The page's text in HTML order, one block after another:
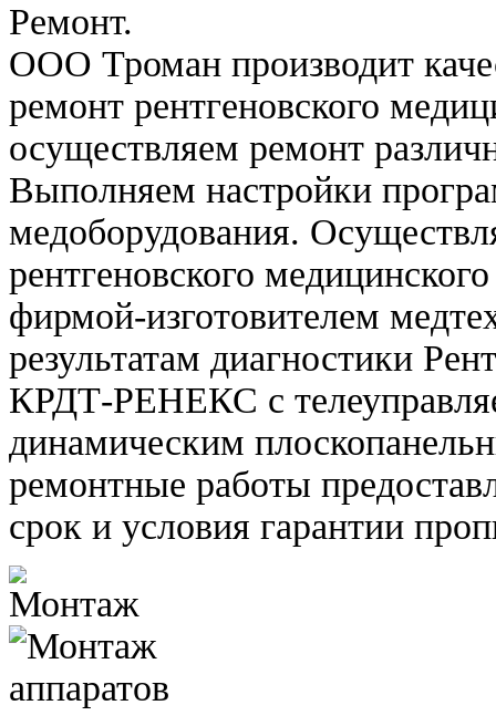
Ремонт.
ООО Троман производит
ремонт рентгеновского
осуществляем ремонт
Выполняем настройки
медоборудования.
рентгеновского
фирмой-изготовителем
результатам диагностики
КРДТ-РЕНЕКС с
динамическим
ремонтные работы
срок и условия гарантии